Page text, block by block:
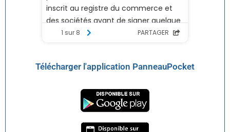
Télécharger l'application PanneauPocket